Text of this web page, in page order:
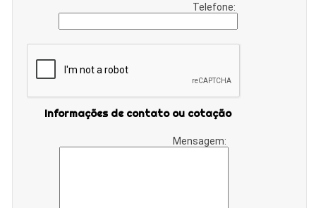
Telefone:
Informações de contato ou cotação
Mensagem: